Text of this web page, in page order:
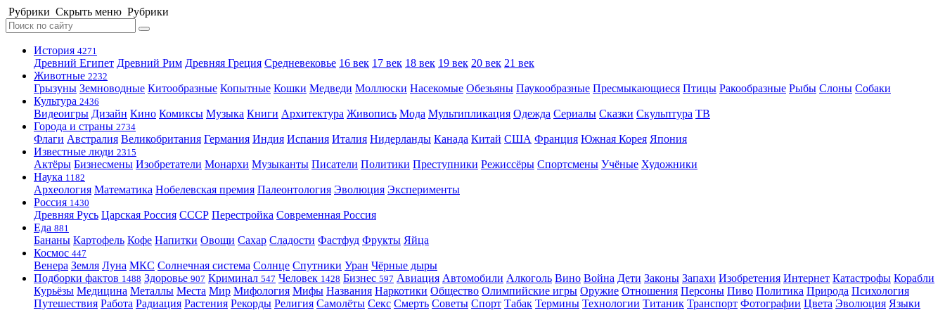
Рубрики Скрыть меню Рубрики
История 4271
Древний Египет Древний Рим Древняя Греция Средневековье 16 век 17 век 18 век 19 век 20 век 21 век
Животные 2232
Грызуны Земноводные Китообразные Копытные Кошки Медведи Моллюски Насекомые Обезьяны Паукообразные Пресмыкающиеся Птицы Ракообразные Рыбы Слоны Собаки
Культура 2436
Видеоигры Дизайн Кино Комиксы Музыка Книги Архитектура Живопись Мода Мультипликация Одежда Сериалы Сказки Скульптура ТВ
Города и страны 2734
Флаги Австралия Великобритания Германия Индия Испания Италия Нидерланды Канада Китай США Франция Южная Корея Япония
Известные люди 2315
Актёры Бизнесмены Изобретатели Монархи Музыканты Писатели Политики Преступники Режиссёры Спортсмены Учёные Художники
Наука 1182
Археология Математика Нобелевская премия Палеонтология Эволюция Эксперименты
Россия 1430
Древняя Русь Царская Россия СССР Перестройка Современная Россия
Еда 881
Бананы Картофель Кофе Напитки Овощи Сахар Сладости Фастфуд Фрукты Яйца
Космос 447
Венера Земля Луна МКС Солнечная система Солнце Спутники Уран Чёрные дыры
Подборки фактов 1488 Здоровье 907 Криминал 547 Человек 1428 Бизнес 597 Авиация Автомобили Алкоголь Вино Война Дети Законы Запахи Изобретения Интернет Катастрофы Корабли
Курьёзы Медицина Металлы Места Мир Мифология Мифы Названия Наркотики Общество Олимпийские игры Оружие Отношения Персоны Пиво Политика Природа Психология
Путешествия Работа Радиация Растения Рекорды Религия Самолёты Секс Смерть Советы Спорт Табак Термины Технологии Титаник Транспорт Фотографии Цвета Эволюция Языки